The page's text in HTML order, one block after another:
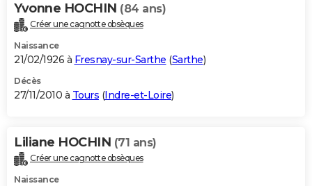
Yvonne HOCHIN (84 ans)
Créer une cagnotte obsèques
Naissance
21/02/1926 à Fresnay-sur-Sarthe (Sarthe)
Décès
27/11/2010 à Tours (Indre-et-Loire)
Liliane HOCHIN (71 ans)
Créer une cagnotte obsèques
Naissance